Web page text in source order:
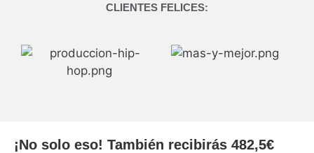
CLIENTES FELICES:
¡No solo eso! También recibirás 482,5€